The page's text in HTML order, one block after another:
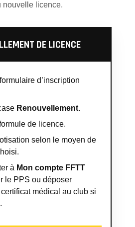
nouvelle licence.
DE LICENCE
d’inscription
Renouvellement.
de licence.
selon le moyen de
à Mon compte FFTT
le PPS ou déposer
médical au club si